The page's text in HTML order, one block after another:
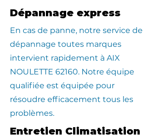
Dépannage express
En cas de panne, notre service de
dépannage toutes marques
intervient rapidement à AIX
NOULETTE 62160. Notre équipe
qualifiée est équipée pour
résoudre efficacement tous les
problèmes.
Entretien Climatisation